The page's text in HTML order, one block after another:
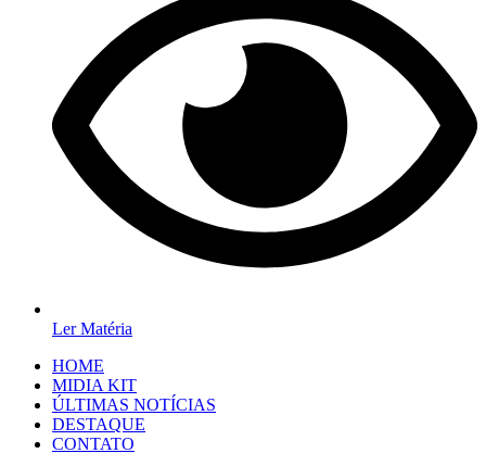
Ler Matéria
HOME
MIDIA KIT
ÚLTIMAS NOTÍCIAS
DESTAQUE
CONTATO